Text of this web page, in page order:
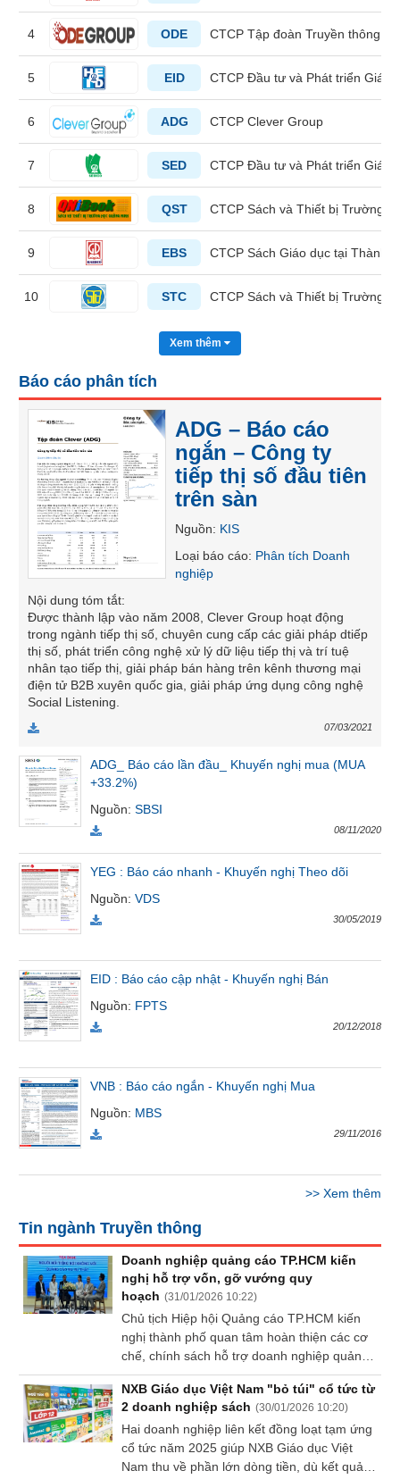
liệu
4 ODE CTCP Tập đoàn Truyền thông
5 EID CTCP Đầu tư và Phát triển Giáo
6 ADG CTCP Clever Group
7 SED CTCP Đầu tư và Phát triển Giáo
8 QST CTCP Sách và Thiết bị Trường
9 EBS CTCP Sách Giáo dục tại Thành
10 STC CTCP Sách và Thiết bị Trường
Xem thêm
Báo cáo phân tích
ADG – Báo cáo
ngắn – Công ty
tiếp thị số đầu tiên
trên sàn
Nguồn: KIS
Loại báo cáo: Phân tích Doanh
nghiệp
Nội dung tóm tắt:
Được thành lập vào năm 2008, Clever Group hoạt động
trong ngành tiếp thị số, chuyên cung cấp các giải pháp dtiếp
thị số, phát triển công nghệ xử lý dữ liệu tiếp thị và trí tuệ
nhân tạo tiếp thị, giải pháp bán hàng trên kênh thương mại
điện tử B2B xuyên quốc gia, giải pháp ứng dụng công nghệ
Social Listening.
07/03/2021
ADG_ Báo cáo lần đầu_ Khuyến nghị mua (MUA
+33.2%)
Nguồn:SBSI
08/11/2020
YEG : Báo cáo nhanh - Khuyến nghị Theo dõi
Nguồn:VDS
30/05/2019
EID : Báo cáo cập nhật - Khuyến nghị Bán
Nguồn: FPTS
20/12/2018
VNB : Báo cáo ngắn - Khuyến nghị Mua
Nguồn: MBS
29/11/2016
>> Xem thêm
Tin ngành Truyền thông
Doanh nghiệp quảng cáo TP.HCM kiến
nghị hỗ trợ vốn, gỡ vướng quy
hoạch (31/01/2026 10:22)
Chủ tịch Hiệp hội Quảng cáo TP.HCM kiến
nghị thành phố quan tâm hoàn thiện các cơ
chế, chính sách hỗ trợ doanh nghiệp quảng
cáo trong nước về vốn và các ưu đãi phù
hợp.
NXB Giáo dục Việt Nam "bỏ túi" cổ tức từ
2 doanh nghiệp sách (30/01/2026 10:20)
Hai doanh nghiệp liên kết đồng loạt tạm ứng
cổ tức năm 2025 giúp NXB Giáo dục Việt
Nam thu về phần lớn dòng tiền, dù kết quả
TIÊU
DÙNG
KHÔNG
YẾU
TIÊU
YẾU
CHĂM
SÓC
KHỎE
TÀI
CHÍNH
CÔNG
NGHỆ
THÔNG
TIN
DỊCH
THÔNG
ÍCH
ĐỘNG
SẢN
Mã
chứng
Tất cả Cổ phiếu Chỉ số
Lãnh
đạo
(-)
Người nội bộ Người liên quan Cổ đông lớn
Tin
tức
(-)